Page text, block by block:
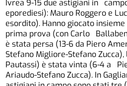
Ivrea 9-15 due astigiani in
eporediesi): Mauro Roggero e
esordito). Hanno giocato
prima prova (con Carlo
è stata persa (13-6 da Piero
Stefano Migliore-Stefano
Pautassi) è stata vinta (6-4 a
Ariaudo-Stefano Zucca). In